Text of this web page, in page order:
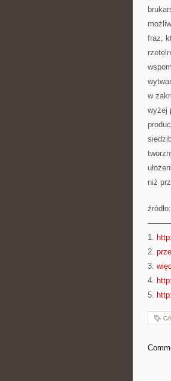
fraz,
w
wyżej
niż
źródło:
1.
2.
3.
4.
5.